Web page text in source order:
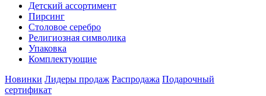
Детский ассортимент
Пирсинг
Столовое серебро
Религиозная символика
Упаковка
Комплектующие
Новинки Лидеры продаж Распродажа Подарочный
сертификат